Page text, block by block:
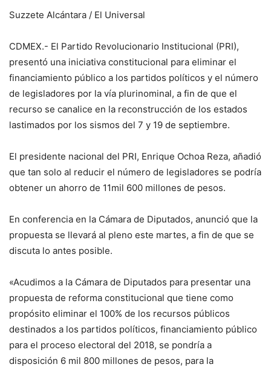
Suzzete Alcántara / El Universal
CDMEX.- El Partido Revolucionario Institucional (PRI),
presentó una iniciativa constitucional para eliminar el
financiamiento público a los partidos políticos y el número
de legisladores por la vía plurinominal, a fin de que el
recurso se canalice en la reconstrucción de los estados
lastimados por los sismos del 7 y 19 de septiembre.
El presidente nacional del PRI, Enrique Ochoa Reza, añadió
que tan solo al reducir el número de legisladores se podría
obtener un ahorro de 11mil 600 millones de pesos.
En conferencia en la Cámara de Diputados, anunció que la
propuesta se llevará al pleno este martes, a fin de que se
discuta lo antes posible.
«Acudimos a la Cámara de Diputados para presentar una
propuesta de reforma constitucional que tiene como
propósito eliminar el 100% de los recursos públicos
destinados a los partidos políticos, financiamiento público
para el proceso electoral del 2018, se pondría a
disposición 6 mil 800 millones de pesos, para la